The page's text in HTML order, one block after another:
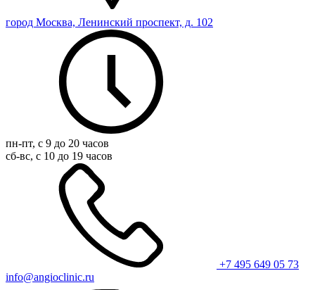
город Москва, Ленинский проспект, д. 102
пн-пт, с 9 до 20 часов
сб-вс, с 10 до 19 часов
+7 495 649 05 73
info@angioclinic.ru